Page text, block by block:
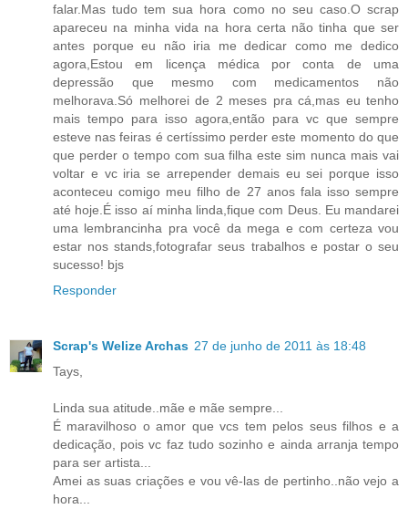
falar.Mas tudo tem sua hora como no seu caso.O scrap
apareceu na minha vida na hora certa não tinha que ser
antes porque eu não iria me dedicar como me dedico
agora,Estou em licença médica por conta de uma
depressão que mesmo com medicamentos não
melhorava.Só melhorei de 2 meses pra cá,mas eu tenho
mais tempo para isso agora,então para vc que sempre
esteve nas feiras é certíssimo perder este momento do que
que perder o tempo com sua filha este sim nunca mais vai
voltar e vc iria se arrepender demais eu sei porque isso
aconteceu comigo meu filho de 27 anos fala isso sempre
até hoje.É isso aí minha linda,fique com Deus. Eu mandarei
uma lembrancinha pra você da mega e com certeza vou
estar nos stands,fotografar seus trabalhos e postar o seu
sucesso! bjs
Responder
Scrap's Welize Archas 27 de junho de 2011 às 18:48
Tays,
Linda sua atitude..mãe e mãe sempre...
É maravilhoso o amor que vcs tem pelos seus filhos e a
dedicação, pois vc faz tudo sozinho e ainda arranja tempo
para ser artista...
Amei as suas criações e vou vê-las de pertinho..não vejo a
hora...